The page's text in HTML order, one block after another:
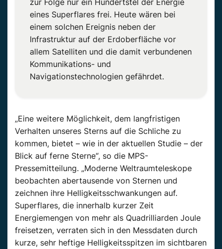
eines Superflares frei. Heute wären bei
einem solchen Ereignis neben der
Infrastruktur auf der Erdoberfläche vor
allem Satelliten und die damit verbundenen
Kommunikations- und
Navigationstechnologien gefährdet.
„Eine weitere Möglichkeit, dem langfristigen
Verhalten unseres Sterns auf die Schliche zu
kommen, bietet – wie in der aktuellen Studie – der
Blick auf ferne Sterne“, so die MPS-
Pressemitteilung. „Moderne Weltraumteleskope
beobachten abertausende von Sternen und
zeichnen ihre Helligkeitsschwankungen auf.
Superflares, die innerhalb kurzer Zeit
Energiemengen von mehr als Quadrilliarden Joule
freisetzen, verraten sich in den Messdaten durch
kurze, sehr heftige Helligkeitsspitzen im sichtbaren